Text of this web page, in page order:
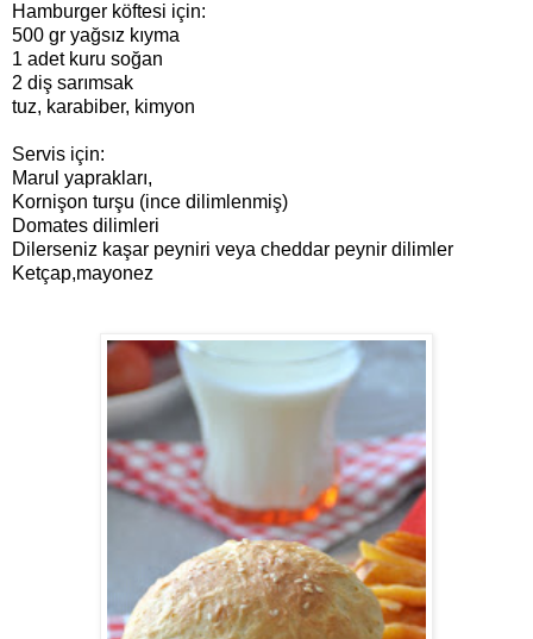
Hamburger köftesi için:
500 gr yağsız kıyma
1 adet kuru soğan
2 diş sarımsak
tuz, karabiber, kimyon
Servis için:
Marul yaprakları,
Kornişon turşu (ince dilimlenmiş)
Domates dilimleri
Dilerseniz kaşar peyniri veya cheddar peynir dilimler
Ketçap,mayonez